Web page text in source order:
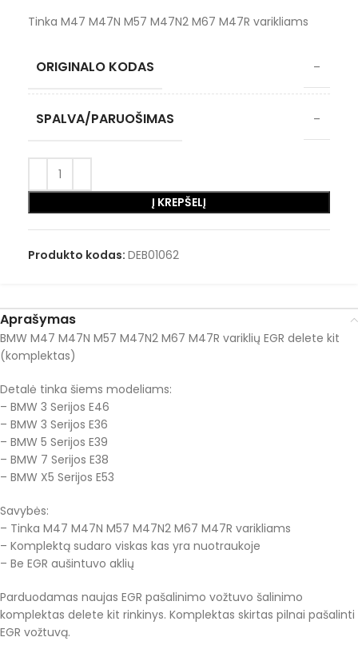
Tinka M47 M47N M57 M47N2 M67 M47R varikliams
ORIGINALO KODAS –
SPALVA/PARUOŠIMAS –
Į KREPŠELĮ
Produkto kodas: DEB01062
Aprašymas
BMW M47 M47N M57 M47N2 M67 M47R variklių EGR delete kit
(komplektas)
Detalė tinka šiems modeliams:
– BMW 3 Serijos E46
– BMW 3 Serijos E36
– BMW 5 Serijos E39
– BMW 7 Serijos E38
– BMW X5 Serijos E53
Savybės:
– Tinka M47 M47N M57 M47N2 M67 M47R varikliams
– Komplektą sudaro viskas kas yra nuotraukoje
– Be EGR aušintuvo aklių
Parduodamas naujas EGR pašalinimo vožtuvo šalinimo
komplektas delete kit rinkinys. Komplektas skirtas pilnai pašalinti
EGR vožtuvą.